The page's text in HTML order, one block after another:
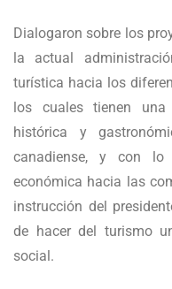
Dialogaron sobre los
la actual
turística hacia los
los cuales tienen
histórica y
canadiense, y con
económica hacia las
instrucción del
de hacer del turismo
social.